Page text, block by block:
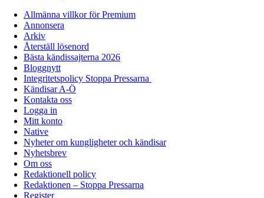
Allmänna villkor för Premium
Annonsera
Arkiv
Återställ lösenord
Bästa kändissajterna 2026
Bloggnytt
Integritetspolicy Stoppa Pressarna
Kändisar A-Ö
Kontakta oss
Logga in
Mitt konto
Native
Nyheter om kungligheter och kändisar
Nyhetsbrev
Om oss
Redaktionell policy
Redaktionen – Stoppa Pressarna
Register